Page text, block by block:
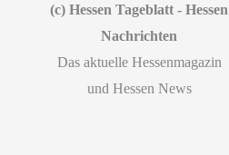
(c) Hessen Tageblatt - Hessen
Nachrichten
Das aktuelle Hessenmagazin
und Hessen News